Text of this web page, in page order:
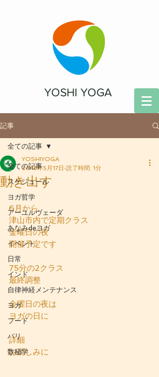
YOSHI YOGA
記事
全ての記事
スケジュール
ヨガ哲学
アーユルヴェーダ
あなみdeヨガ
イベント
日常
インド
自律神経メンテナンス
ヨガ
フード
バリ
数秘学
全ての記事
動き出す
YOSHIYOGA
2018年5月17日 読了時間: 1分
6月から
津山市内で定期クラス
金曜日の夜
開催予定です
75分の2クラス
最終調整
金曜日の夜は
ヨガの日に
詳細
お楽しみに